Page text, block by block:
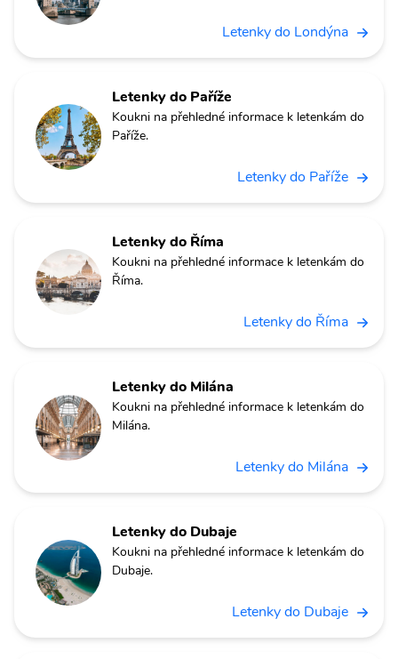
Letenky do Londýna
Letenky do Paříže
Koukni na přehledné informace k letenkám do
Paříže.
Letenky do Paříže
Letenky do Říma
Koukni na přehledné informace k letenkám do
Říma.
Letenky do Říma
Letenky do Milána
Koukni na přehledné informace k letenkám do
Milána.
Letenky do Milána
Letenky do Dubaje
Koukni na přehledné informace k letenkám do
Dubaje.
Letenky do Dubaje